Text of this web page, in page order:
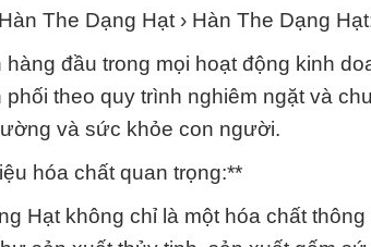
The Dạng Hạt › Hàn The Dạng
đầu trong mọi hoạt động kinh
theo quy trình nghiêm ngặt và
và sức khỏe con người.
hóa chất quan trọng:**
Hạt không chỉ là một hóa chất